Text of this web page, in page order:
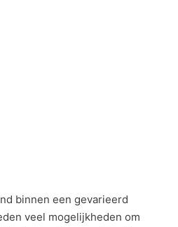
binnen een gevarieerd
veel mogelijkheden om